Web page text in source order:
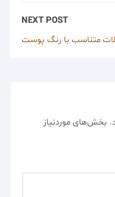
NEXT POST
متناسب با رنگ پوست
بخش‌های موردنیاز